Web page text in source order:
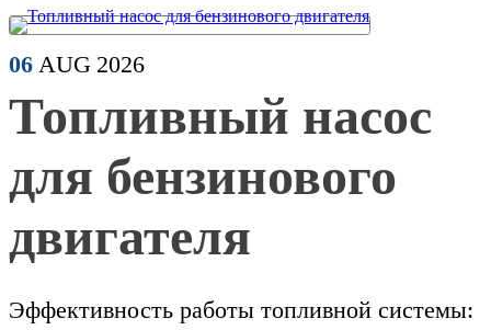
06 AUG 2026
Топливный насос
для бензинового
двигателя
Эффективность работы топливной системы: